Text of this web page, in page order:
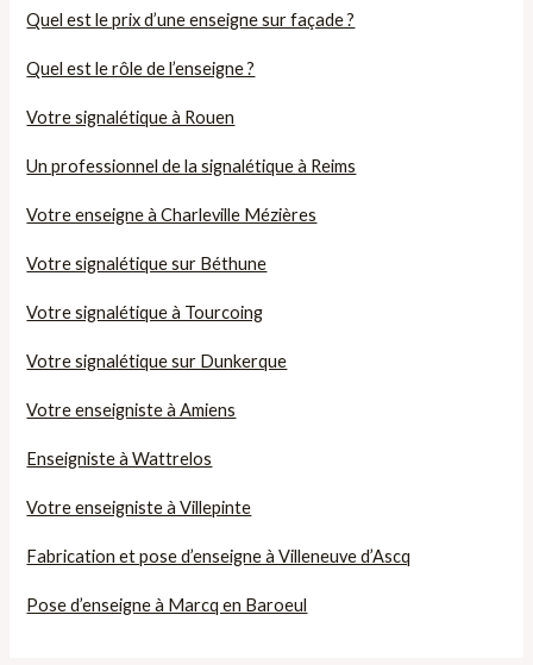
Quel est le prix d’une enseigne sur façade ?
Quel est le rôle de l’enseigne ?
Votre signalétique à Rouen
Un professionnel de la signalétique à Reims
Votre enseigne à Charleville Mézières
Votre signalétique sur Béthune
Votre signalétique à Tourcoing
Votre signalétique sur Dunkerque
Votre enseigniste à Amiens
Enseigniste à Wattrelos
Votre enseigniste à Villepinte
Fabrication et pose d’enseigne à Villeneuve d’Ascq
Pose d’enseigne à Marcq en Baroeul